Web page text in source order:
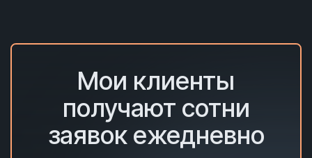
Мои клиенты
получают сотни
заявок ежедневно